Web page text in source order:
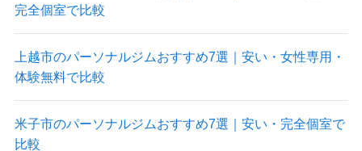
完全個室で比較
上越市のパーソナルジムおすすめ7選｜安い・女性専用・
体験無料で比較
米子市のパーソナルジムおすすめ7選｜安い・完全個室で
比較